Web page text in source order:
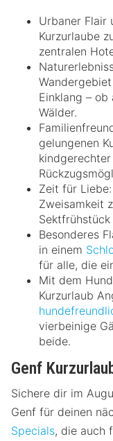
Urbaner Flair
Kurzurlaube
zentralen
Einklang –
Wälder.
gelungenen
Zeit für
Zweisamkeit
Besonderes
in einem
für alle, die
Mit dem
Kurzurlaub
vierbeinige
beide.
Genf
Sichere dir im
Genf für deinen
Specials, die auch